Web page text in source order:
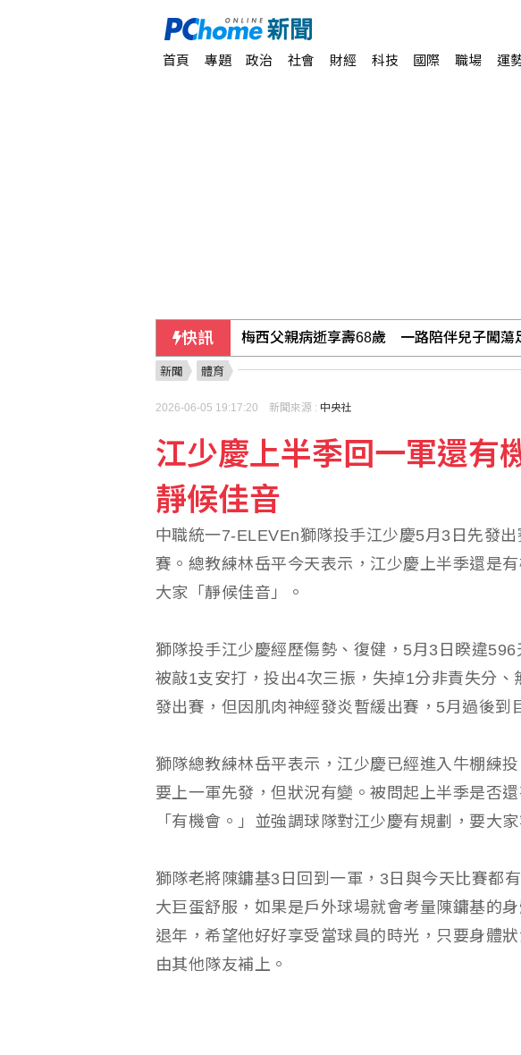
首頁 專題 政治 社會 財經 科技 國際 職場 運
快訊 梅西父親病逝享壽68歲 一路陪伴兒子闖蕩
新聞 體育
2026-06-05 19:17:20 新聞來源 : 中央社
江少慶上半季回一軍還有
靜候佳音
中職統一7-ELEVEn獅隊投手江少慶5月3日先發
賽。總教練林岳平今天表示，江少慶上半季還是
大家「靜候佳音」。
獅隊投手江少慶經歷傷勢、復健，5月3日睽違
被敲1支安打，投出4次三振，失掉1分非責失分
發出賽，但因肌肉神經發炎暫緩出賽，5月過後到
獅隊總教練林岳平表示，江少慶已經進入牛棚練
要上一軍先發，但狀況有變。被問起上半季是否
「有機會。」並強調球隊對江少慶有規劃，要大家
獅隊老將陳鏞基3日回到一軍，3日與今天比賽都
大巨蛋舒服，如果是戶外球場就會考量陳鏞基的
退年，希望他好好享受當球員的時光，只要身體
由其他隊友補上。